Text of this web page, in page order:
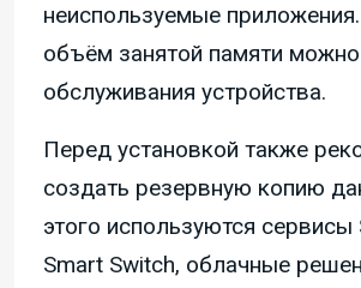
неиспользуемые
объём занятой памяти
обслуживания устройства.
Перед установкой также
создать резервную копию
этого используются сервисы
Smart Switch, облачные